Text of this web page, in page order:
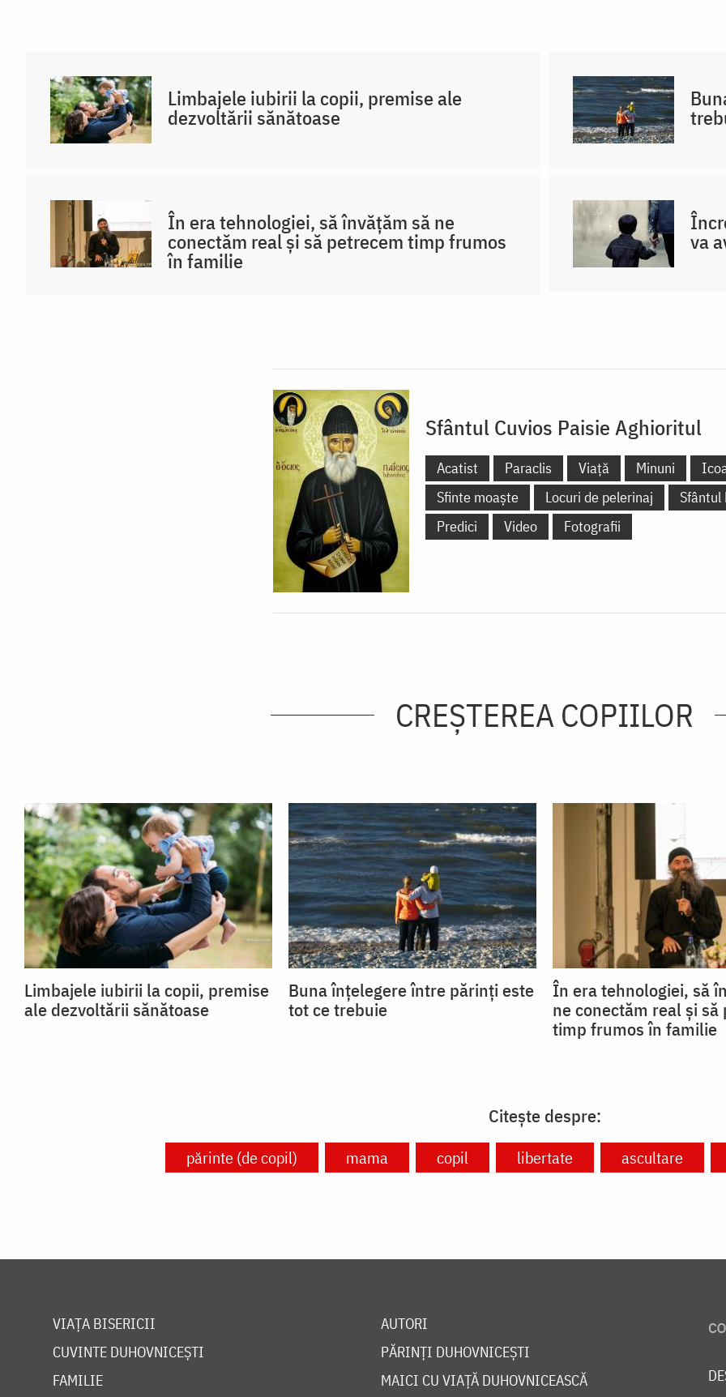
Limbajele iubirii la copii, premise ale
dezvoltării sănătoase
În era tehnologiei, să învățăm să ne
conectăm real și să petrecem timp frumos
în familie
va
Sfântul Cuvios Paisie Aghioritul
Acatist Paraclis Viață Minuni
Sfinte moaște
Locuri de pelerinaj
Sfântul
Predici
Video Fotografii
CREŞTEREA COPIILOR
Limbajele iubirii la copii, premise
ale dezvoltării sănătoase
Buna înțelegere între părinți este
tot ce trebuie
În era tehnologiei, să
ne conectăm real și să
timp frumos în familie
Citește despre:
părinte (de copil) mama copil libertate ascultare
VIAȚA BISERICII
CUVINTE DUHOVNICEȘTI
FAMILIE
AUTORI
PĂRINȚI DUHOVNICEȘTI
MAICI CU VIAȚĂ DUHOVNICEASCĂ